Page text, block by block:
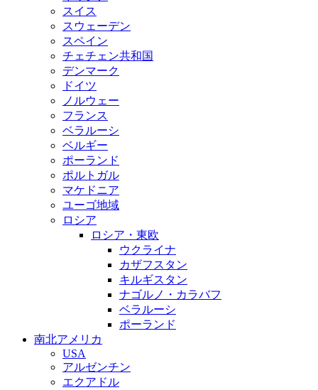
スイス
スウェーデン
スペイン
チェチェン共和国
デンマーク
ドイツ
ノルウェー
フランス
ベラルーシ
ベルギー
ポーランド
ポルトガル
マケドニア
ユーゴ地域
ロシア
ロシア・東欧
ウクライナ
カザフスタン
キルギスタン
ナゴルノ・カラバフ
ベラルーシ
ポーランド
南北アメリカ
USA
アルゼンチン
エクアドル